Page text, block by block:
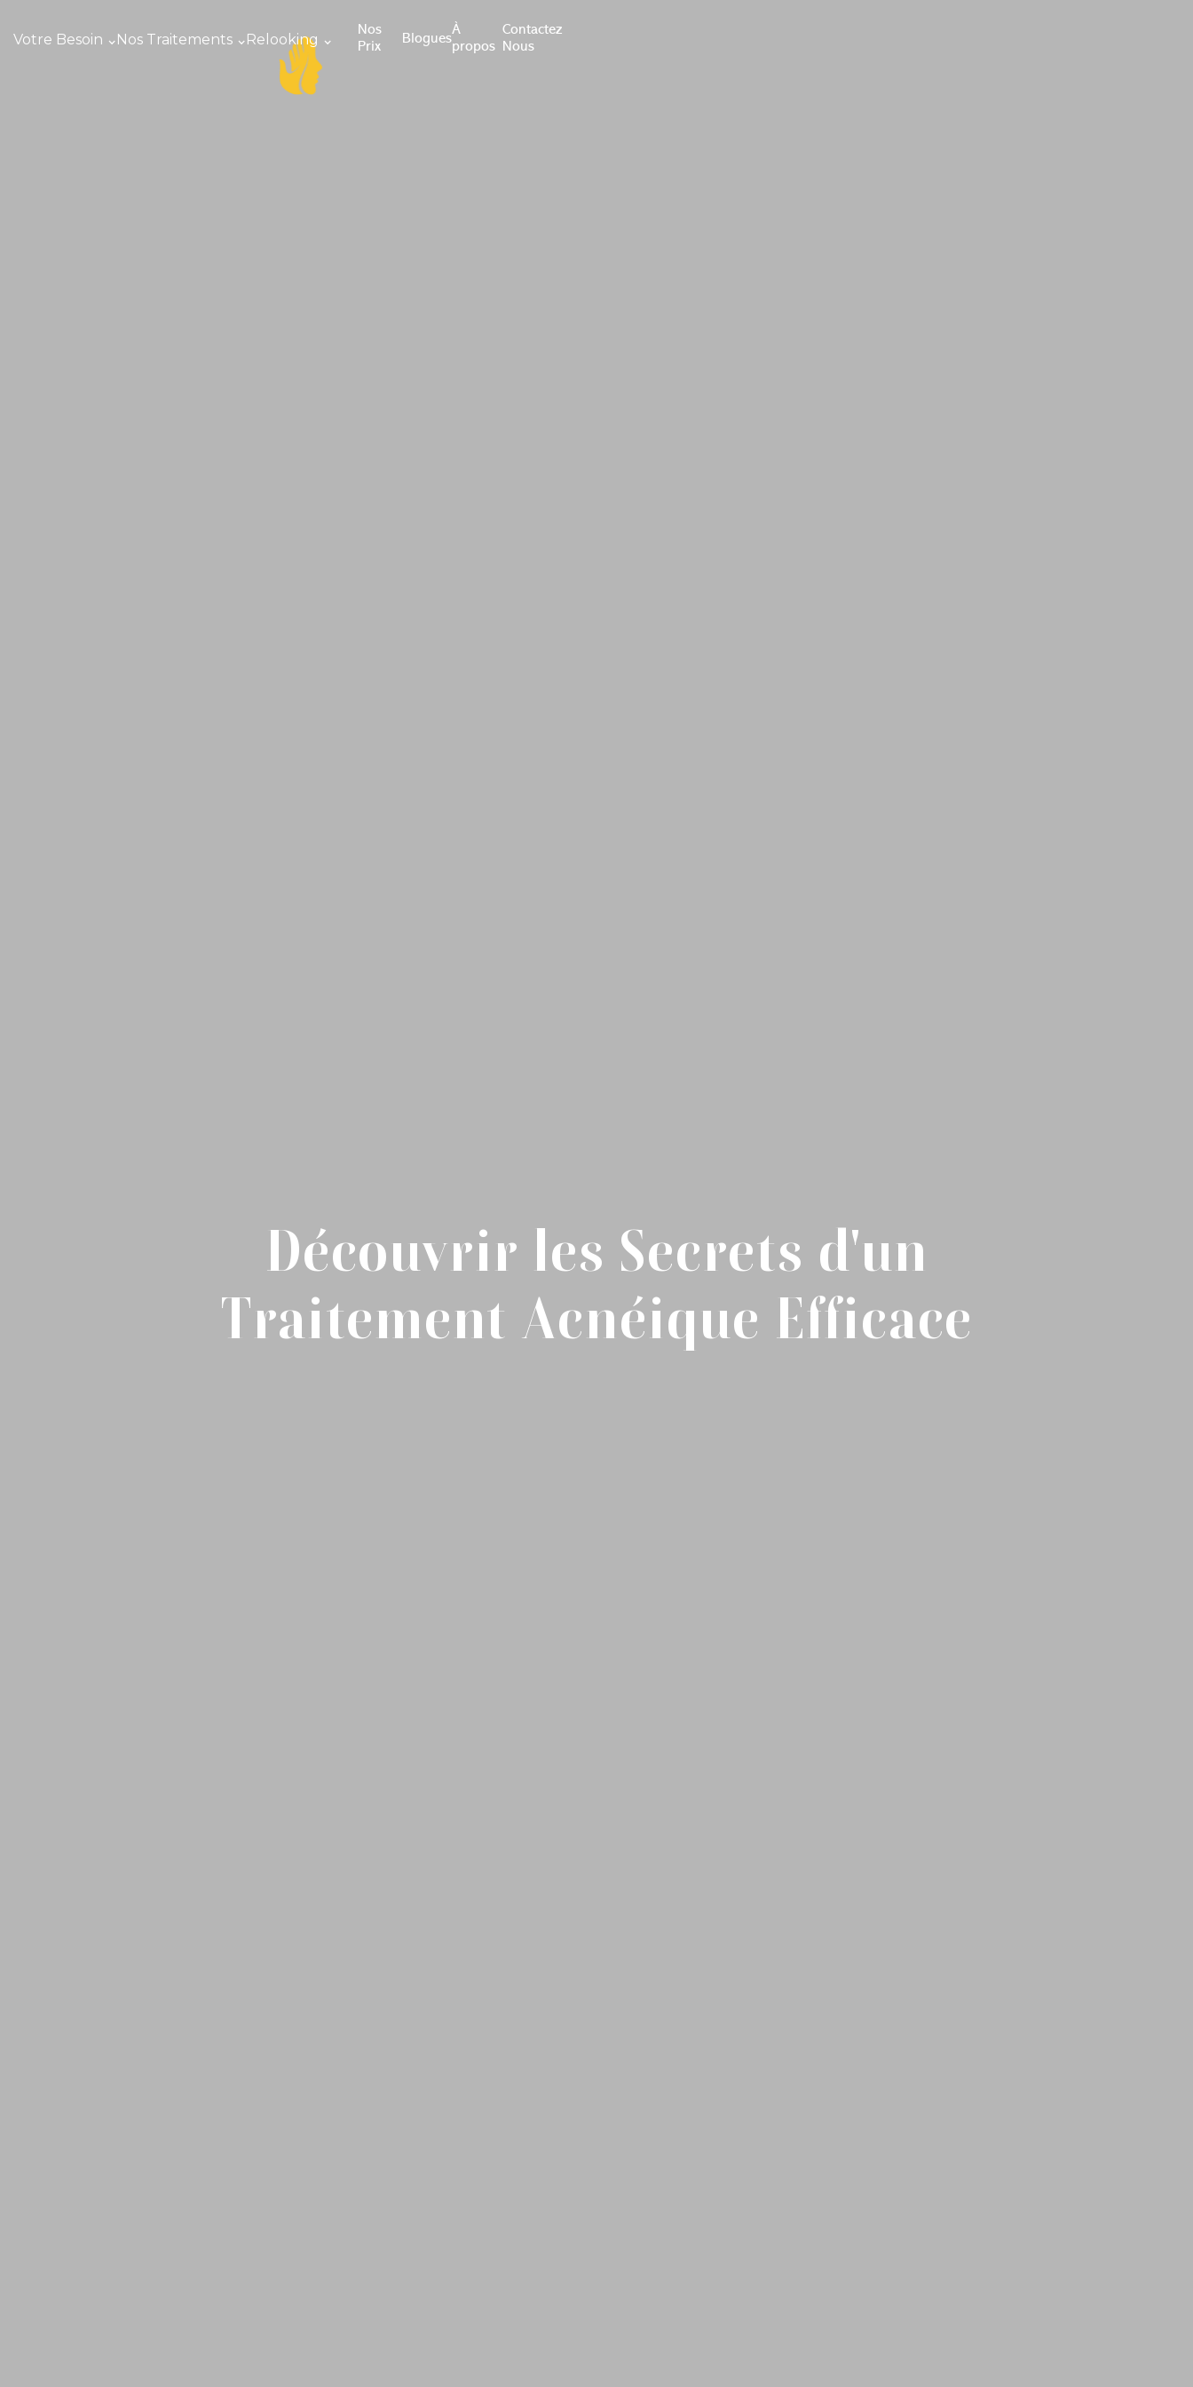
Votre Besoin Nos Traitements Relooking
Nos
Prix
Blogues
À
propos
Contactez
Nous
Découvrir les Secrets d'un
Traitement Acnéique Efficace